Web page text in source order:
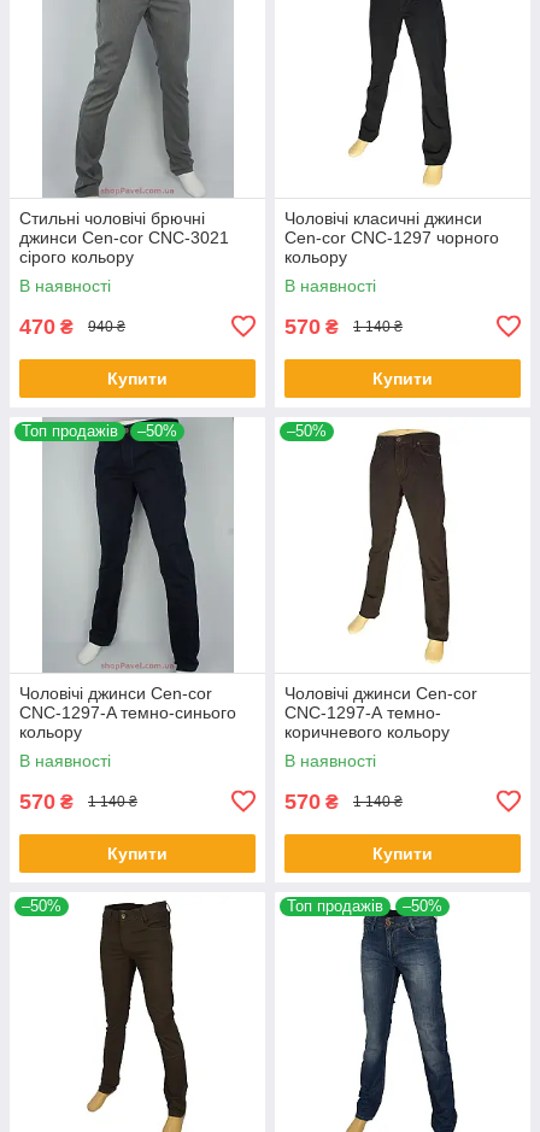
Стильні чоловічі брючні
джинси Cen-cor CNC-3021
сірого кольору
В наявності
470 ₴ 940 ₴
Купити
Чоловічі класичні джинси
Cen-cor CNC-1297 чорного
кольору
В наявності
570 ₴ 1 140 ₴
Купити
Топ продажів –50%
Чоловічі джинси Cen-cor
CNC-1297-A темно-синього
кольору
В наявності
570 ₴ 1 140 ₴
Купити
–50%
Чоловічі джинси Cen-cor
CNC-1297-А темно-
коричневого кольору
В наявності
570 ₴ 1 140 ₴
Купити
–50% Топ продажів –50%